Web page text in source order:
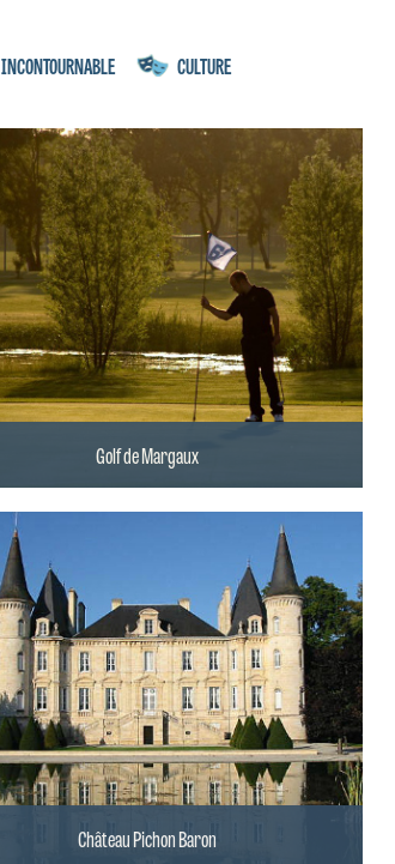
INCONTOURNABLE CULTURE
Golf de Margaux
Château Pichon Baron